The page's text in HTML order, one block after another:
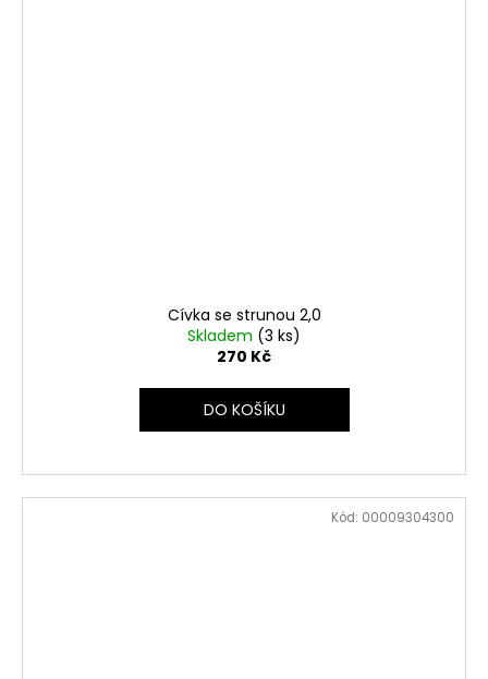
Cívka se strunou 2,0
Skladem (3 ks)
270 Kč
DO KOŠÍKU
Kód: 00009304300